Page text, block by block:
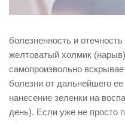
болезненность и
желтоватый холмик
самопроизвольно
болезни от дальнейшего
нанесение зеленки на
день). Если уже не просто